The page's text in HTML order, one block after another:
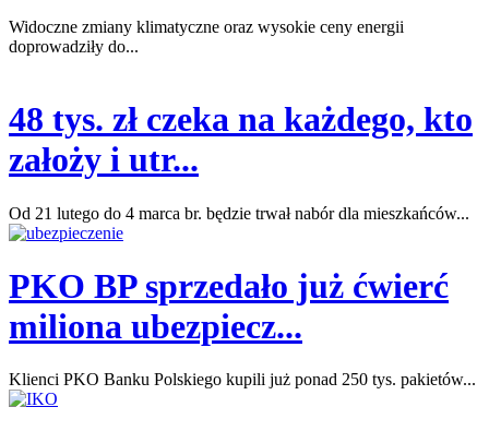
Widoczne zmiany klimatyczne oraz wysokie ceny energii
doprowadziły do...
48 tys. zł czeka na każdego, kto
założy i utr...
Od 21 lutego do 4 marca br. będzie trwał nabór dla mieszkańców...
PKO BP sprzedało już ćwierć
miliona ubezpiecz...
Klienci PKO Banku Polskiego kupili już ponad 250 tys. pakietów...